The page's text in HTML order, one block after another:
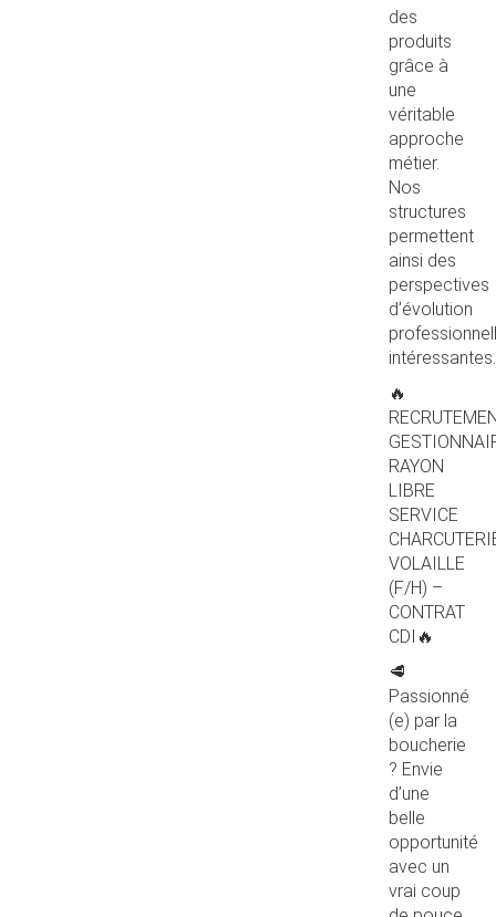
des
produits
grâce à
une
véritable
approche
métier.
Nos
structures
permettent
ainsi des
perspectives
d’évolution
intéressantes.
🔥
RAYON
LIBRE
SERVICE
VOLAILLE
(F/H) –
CONTRAT
CDI🔥
🥩
Passionné
(e) par la
boucherie
? Envie
d’une
belle
opportunité
avec un
vrai coup